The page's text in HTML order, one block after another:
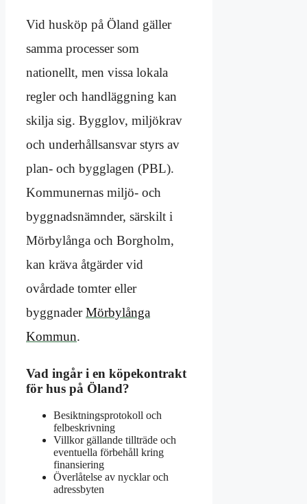
Vid husköp på Öland gäller
samma processer som
nationellt, men vissa lokala
regler och handläggning kan
skilja sig. Bygglov, miljökrav
och underhållsansvar styrs av
plan- och bygglagen (PBL).
Kommunernas miljö- och
byggnadsnämnder, särskilt i
Mörbylånga och Borgholm,
kan kräva åtgärder vid
ovårdade tomter eller
byggnaderMörbylånga
Kommun.
Vad ingår i en köpekontrakt
för hus på Öland?
Besiktningsprotokoll och
felbeskrivning
Villkor gällande tillträde och
eventuella förbehåll kring
finansiering
Överlåtelse av nycklar och
adressbyten